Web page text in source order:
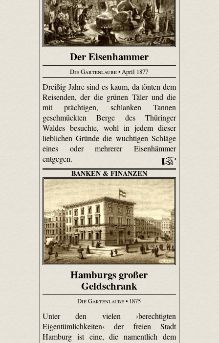
Der Eisenhammer
Die Gartenlaube• April 1877
Dreißig Jahre sind es kaum, da tönten dem
Reisenden, der die grünen Täler und die
mit prächtigen, schlanken Tannen
geschmückten Berge des Thüringer
Waldes besuchte, wohl in jedem dieser
lieblichen Gründe die wuchtigen Schläge
eines oder mehrerer Eisenhämmer
entgegen.
BANKEN & FINANZEN
Hamburgs großer
Geldschrank
Die Gartenlaube• 1875
Unter den vielen ›berechtigten
Eigentümlichkeiten‹ der freien Stadt
Hamburg ist eine, die namentlich dem